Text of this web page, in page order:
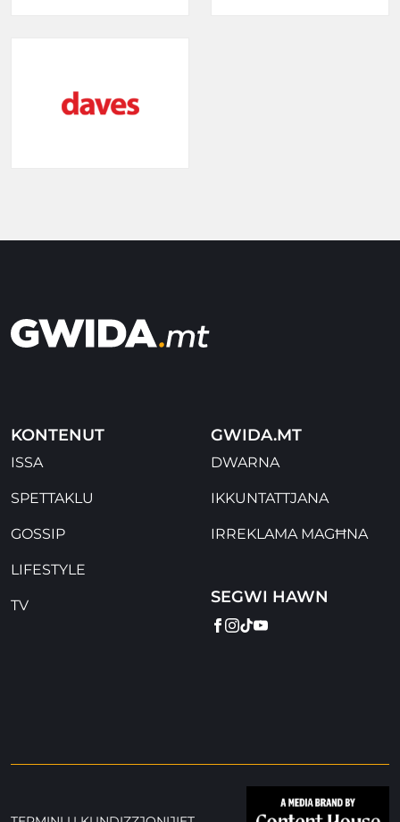
KONTENUT
ISSA
SPETTAKLU
GOSSIP
LIFESTYLE
TV
GWIDA.MT
DWARNA
IKKUNTATTJANA
IRREKLAMA MAGĦNA
SEGWI HAWN
FACEBOOK
INSTAGRAM
TIKTOK
YOUTUBE